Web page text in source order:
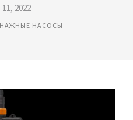
2022
НАСОСЫ